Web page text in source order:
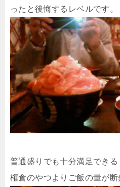
ったと後悔するレベルです。
普通盛りでも十分満足できる
権倉のやつよりご飯の量が断